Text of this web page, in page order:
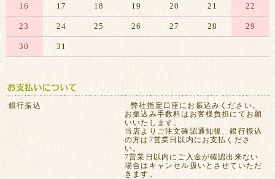
16 17 18 19 20 21 22
23 24 25 26 27 28 29
30 31
※赤字は休業日です
銀行振込
弊社指定口座にお振込みください。
お振込み手数料はお客様負担にてお願
いいたします。
当店よりご注文確認通知後、銀行振込
の方は7営業日以内にお支払くださ
い。
7営業日以内にご入金が確認出来ない
場合はキャンセル扱いとさせていただ
きます。